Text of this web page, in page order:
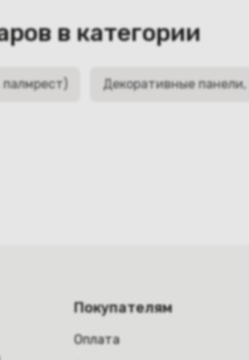
в категории
палмрест) Декоративные
Покупателям
Оплата